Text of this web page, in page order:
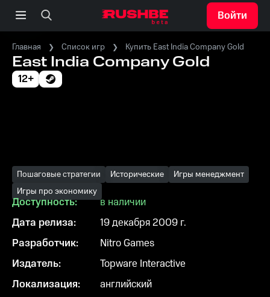
Войти
Главная Список игр Купить East India Company Gold
East India Company Gold
12+
Пошаговые стратегии Исторические
Игры менеджмент
Игры про экономику
Доступность:
в наличии
Дата релиза:
19 декабря 2009 г.
Разработчик:
Nitro Games
Издатель:
Topware Interactive
Локализация:
английский